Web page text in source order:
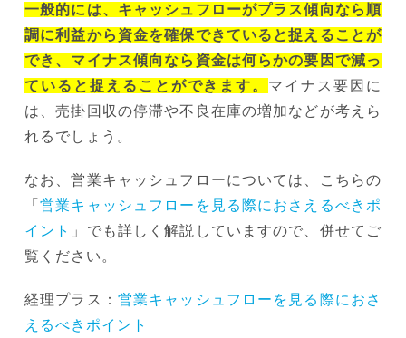
一般的には、キャッシュフローがプラス傾向なら順
調に利益から資金を確保できていると捉えることが
でき、マイナス傾向なら資金は何らかの要因で減っ
ていると捉えることができます。 マイナス要因に
は、売掛回収の停滞や不良在庫の増加などが考えら
れるでしょう。
なお、営業キャッシュフローについては、こちらの
「営業キャッシュフローを見る際におさえるべきポ
イント
」でも詳しく解説していますので、併せてご
覧ください。
経理プラス： 営業キャッシュフローを見る際におさ
えるべきポイント